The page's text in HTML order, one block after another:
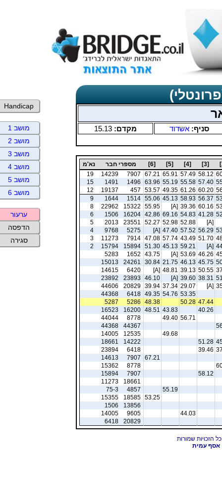
סניף:אשדוד מקדם:15.13
[3]
[4]
[5]
[6] מספרי חבר
נא'מ
58.12
57.49
65.91
67.21
7907
14239
19
57.40
55.58
55.19
63.96
1496
1491
15
60.20
61.26
49.35
53.57
457
19137
12
56.37
58.93
45.13
55.06
1514
1644
9
60.16
39.36
[A]
55.95
15322
22962
8
41.28
54.83
69.16
42.86
16204
1506
6
[A]
52.88
52.98
52.27
23551
2013
5
56.29
57.52
47.40
[A]
5275
9768
4
51.70
43.49
57.74
47.08
7914
11273
3
[A]
59.21
45.13
51.30
15894
15794
2
46.26
53.69
[A]
43.75
1652
5283
45.75
46.13
21.75
30.84
24261
15013
50.55
39.13
48.81
[A]
6420
14615
38.31
39.60
[A]
46.10
23893
23892
[A]
29.07
37.34
39.94
20829
44606
53.35
54.76
49.35
6418
44368
47.44
50.28
48.38
5286
5287
40.26
43.83
48.51
16200
16523
56.71
49.40
8778
44044
44367
44368
49.68
12535
14005
51.28
14222
18661
39.46
6418
23894
67.21
7907
14613
8778
15362
58.12
7907
15894
18661
11273
55.19
4857
75-3
53.25
18585
15355
13856
1506
44.03
9605
14005
20829
6418
אסף עמית
Handicap
מושב 1
מושב 2
מושב 3
מושב 4
מושב 5
מושב 6
ערעור
הדפסה
סגירה